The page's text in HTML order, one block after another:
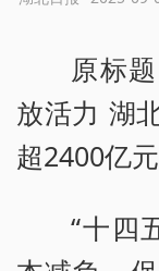
原标
放活力 湖
超2400亿元
“十四